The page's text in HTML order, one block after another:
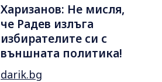
Харизанов: Не мисля,
че Радев излъга
избирателите си с
външната политика!
darik.bg